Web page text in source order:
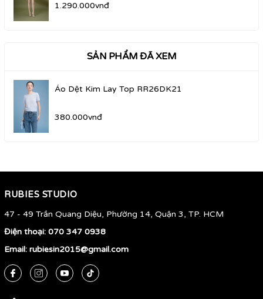
1.290.000vnđ
SẢN PHẨM ĐÃ XEM
Áo Dệt Kim Lay Top RR26DK21
380.000vnđ
RUBIES STUDIO
47 - 49 Trần Quang Diệu, Phường 14, Quận 3, TP. HCM
Điện thoại: 070 347 0938
Email: rubiesin2015@gmail.com